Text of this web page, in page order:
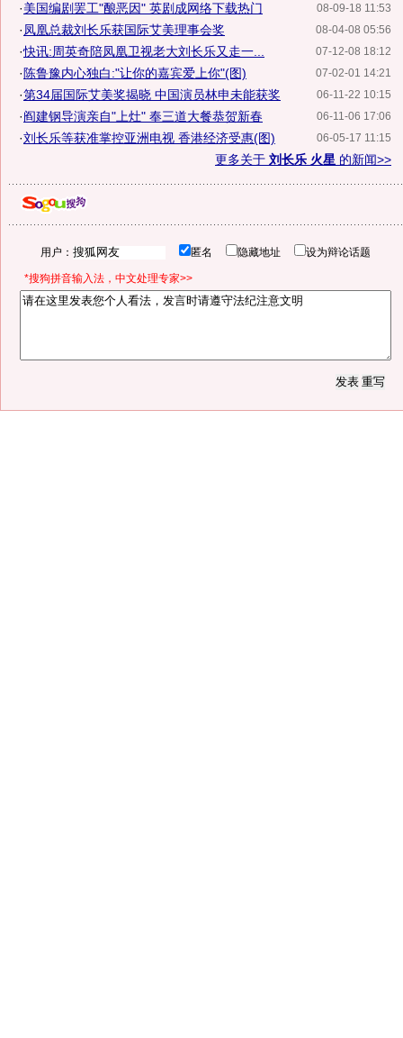
08-09-18 11:53
·美国编剧罢工"酿恶因" 英剧成网络下载热门
08-04-08 05:56
· 凤凰总裁刘长乐获国际艾美理事会奖
07-12-08 18:12
·快讯:周英奇陪凤凰卫视老大刘长乐又走一...
07-02-01 14:21
· 陈鲁豫内心独白:"让你的嘉宾爱上你"(图)
06-11-22 10:15
·第34届国际艾美奖揭晓 中国演员林申未能获奖
06-11-06 17:06
·阎建钢导演亲自"上灶" 奉三道大餐恭贺新春
06-05-17 11:15
·刘长乐等获准掌控亚洲电视 香港经济受惠(图)
更多关于 刘长乐 火星 的新闻>>
用户： 匿名 隐藏地址 设为辩论话题
*搜狗拼音输入法，中文处理专家>>